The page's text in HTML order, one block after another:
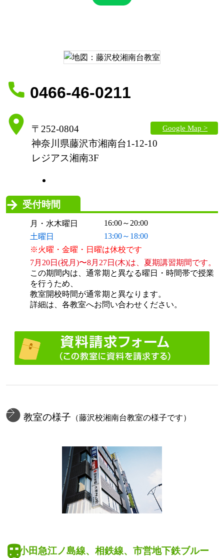
0466-46-0211
〒252-0804
神奈川県藤沢市湘南台1-12-10
レジアス湘南3F
Google Map >
受付時間
月・水木曜日
16:00～20:00
土曜日
13:00～18:00
※火曜・金曜・日曜は休校です
7月20日(祝月)〜8月27日(木)は、夏期講習期間です。
この期間内は、通常期と異なる曜日・時間帯で授業
を行うため、
教室開校時間が通常期と異なります。
詳細は、各教室へお問い合わせください。
教室の様子 （藤沢校湘南台教室の様子です）
小田急江ノ島線、相鉄線、市営地下鉄ブルー